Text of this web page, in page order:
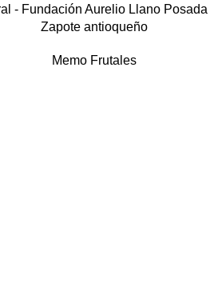
Zapote antioqueño
Memo Frutales